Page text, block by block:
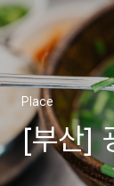
Place
[부산]